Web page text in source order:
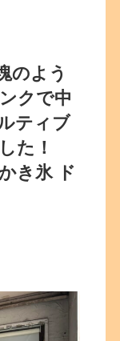
のよう
クで中
ティブ
た！
き氷 ド